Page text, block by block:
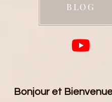
BLOG
Bonjour et